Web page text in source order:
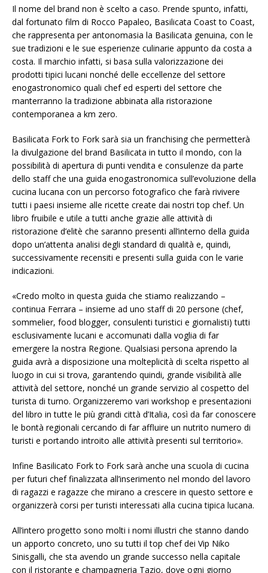
Il nome del brand non è scelto a caso. Prende spunto, infatti,
dal fortunato film di Rocco Papaleo, Basilicata Coast to Coast,
che rappresenta per antonomasia la Basilicata genuina, con le
sue tradizioni e le sue esperienze culinarie appunto da costa a
costa. Il marchio infatti, si basa sulla valorizzazione dei
prodotti tipici lucani nonché delle eccellenze del settore
enogastronomico quali chef ed esperti del settore che
manterranno la tradizione abbinata alla ristorazione
contemporanea a km zero.
Basilicata Fork to Fork sarà sia un franchising che permetterà
la divulgazione del brand Basilicata in tutto il mondo, con la
possibilità di apertura di punti vendita e consulenze da parte
dello staff che una guida enogastronomica sull’evoluzione della
cucina lucana con un percorso fotografico che farà rivivere
tutti i paesi insieme alle ricette create dai nostri top chef. Un
libro fruibile e utile a tutti anche grazie alle attività di
ristorazione d’elitè che saranno presenti all’interno della guida
dopo un’attenta analisi degli standard di qualità e, quindi,
successivamente recensiti e presenti sulla guida con le varie
indicazioni.
«Credo molto in questa guida che stiamo realizzando –
continua Ferrara – insieme ad uno staff di 20 persone (chef,
sommelier, food blogger, consulenti turistici e giornalisti) tutti
esclusivamente lucani e accomunati dalla voglia di far
emergere la nostra Regione. Qualsiasi persona aprendo la
guida avrà a disposizione una molteplicità di scelta rispetto al
luogo in cui si trova, garantendo quindi, grande visibilità alle
attività del settore, nonché un grande servizio al cospetto del
turista di turno. Organizzeremo vari workshop e presentazioni
del libro in tutte le più grandi città d’Italia, così da far conoscere
le bontà regionali cercando di far affluire un nutrito numero di
turisti e portando introito alle attività presenti sul territorio».
Infine Basilicato Fork to Fork sarà anche una scuola di cucina
per futuri chef finalizzata all’inserimento nel mondo del lavoro
di ragazzi e ragazze che mirano a crescere in questo settore e
organizzerà corsi per turisti interessati alla cucina tipica lucana.
All’intero progetto sono molti i nomi illustri che stanno dando
un apporto concreto, uno su tutti il top chef dei Vip Niko
Sinisgalli, che sta avendo un grande successo nella capitale
con il ristorante e champagneria Tazio, dove ogni giorno